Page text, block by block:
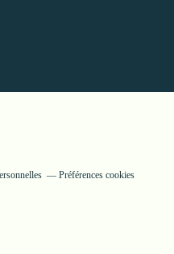
Préférences cookies